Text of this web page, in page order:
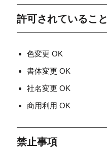
許可されていること
色変更 OK
書体変更 OK
社名変更 OK
商用利用 OK
禁止事項